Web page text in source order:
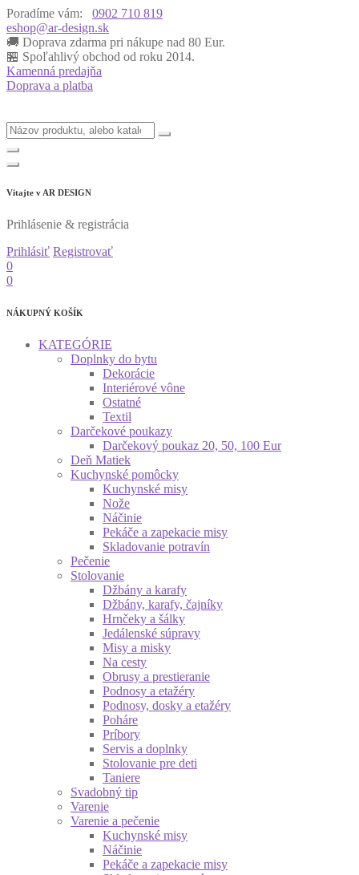
Poradíme vám:
0902 710 819
eshop@ar-design.sk
🚚 Doprava zdarma pri nákupe nad 80 Eur.
🏪 Spoľahlivý obchod od roku 2014.
Kamenná predajňa
Doprava a platba
Vitajte v AR DESIGN
Prihlásenie & registrácia
Prihlásiť Registrovať
0
0
NÁKUPNÝ KOŠÍK
KATEGÓRIE
Doplnky do bytu
Dekorácie
Interiérové vône
Ostatné
Textil
Darčekové poukazy
Darčekový poukaz 20, 50, 100 Eur
Deň Matiek
Kuchynské pomôcky
Kuchynské misy
Nože
Náčinie
Pekáče a zapekacie misy
Skladovanie potravín
Pečenie
Stolovanie
Džbány a karafy
Džbány, karafy, čajníky
Hrnčeky a šálky
Jedálenské súpravy
Misy a misky
Na cesty
Obrusy a prestieranie
Podnosy a etažéry
Podnosy, dosky a etažéry
Poháre
Príbory
Servis a doplnky
Stolovanie pre deti
Taniere
Svadobný tip
Varenie
Varenie a pečenie
Kuchynské misy
Náčinie
Pekáče a zapekacie misy